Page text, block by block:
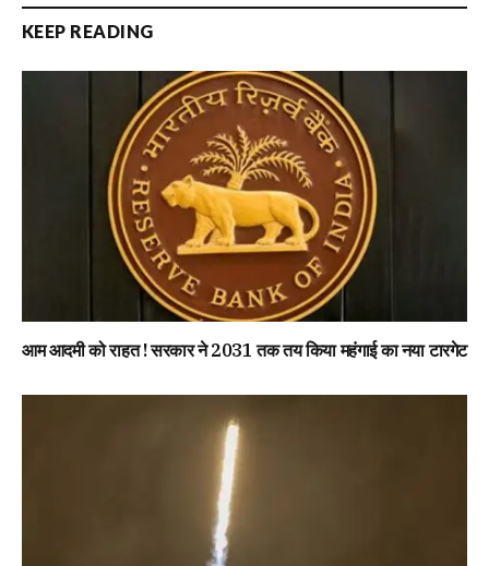
KEEP READING
आम आदमी को राहत ! सरकार ने 2031 तक तय किया महंगाई का नया टारगेट